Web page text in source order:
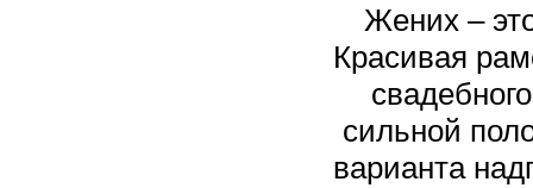
Жених –
Красивая
сильной
варианта